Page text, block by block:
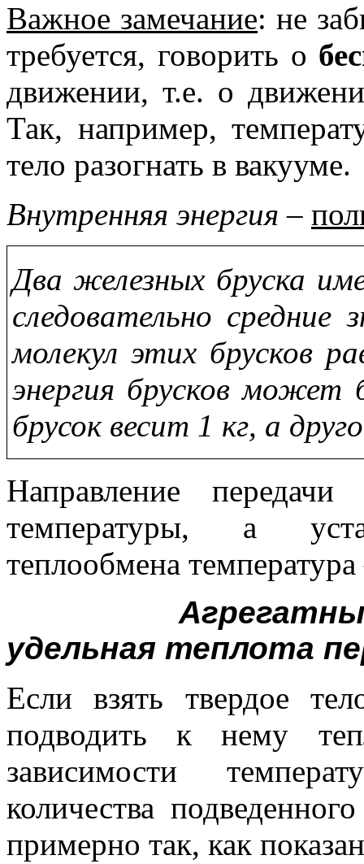
Важное замечание: не
требуется, говорить о
движении, т.е. о
Так, например,
тело разогнать в вакууме.
Внутренняя энергия –
Два железных бруска
следовательно средние
молекул этих брусков
энергия брусков
брусок весит 1 кг, а
Направление
температуры, а
теплообмена
удельная теплота
Если взять твердое
подводить к нему
зависимости
количества
примерно так, как